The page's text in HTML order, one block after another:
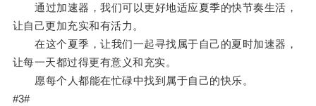
通过加速器，我们可以更好地适应夏季的快节奏生活，
让自己更加充实和有活力。
在这个夏季，让我们一起寻找属于自己的夏时加速器，
让每一天都过得更有意义和充实。
愿每个人都能在忙碌中找到属于自己的快乐。
#3#